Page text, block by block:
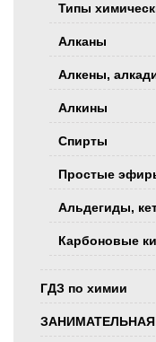
Типы
Алканы
Алкены,
Алкины
Спирты
Простые
Альдегиды,
Карбоновые
ГДЗ по химии